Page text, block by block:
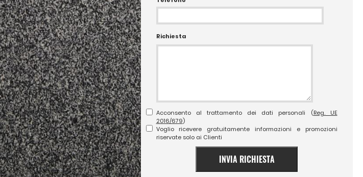
Richiesta
Acconsento al trattamento dei dati personali (Reg. UE
2016/679)
Voglio ricevere gratuitamente informazioni e promozioni
riservate solo ai Clienti
INVIA RICHIESTA